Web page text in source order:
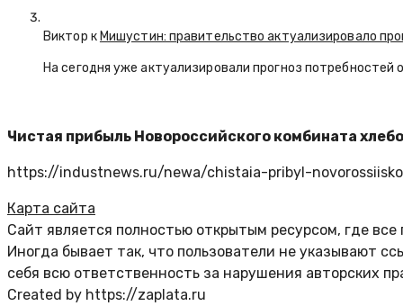
Виктор кМишустин: правительство актуализировало
На сегодня уже актуализировали прогноз
Чистая прибыль Новороссийского комбината
https://industnews.ru/newa/chistaia-pribyl-
Карта сайта
Сайт является полностью открытым ресурсом, где
Иногда бывает так, что пользователи не указывают
себя всю ответственность за нарушения авторских
Created by https://zaplata.ru